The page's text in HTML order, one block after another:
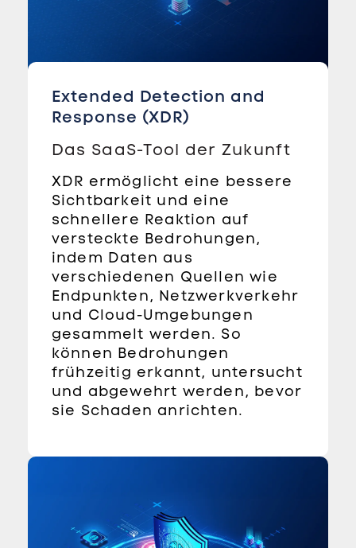
Extended Detection and
Response (XDR)
Das SaaS-Tool der Zukunft
XDR ermöglicht eine bessere
Sichtbarkeit und eine
schnellere Reaktion auf
versteckte Bedrohungen,
indem Daten aus
verschiedenen Quellen wie
Endpunkten, Netzwerkverkehr
und Cloud-Umgebungen
gesammelt werden. So
können Bedrohungen
frühzeitig erkannt, untersucht
und abgewehrt werden, bevor
sie Schaden anrichten.